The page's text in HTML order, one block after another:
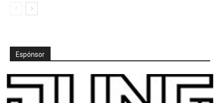
Espónsor